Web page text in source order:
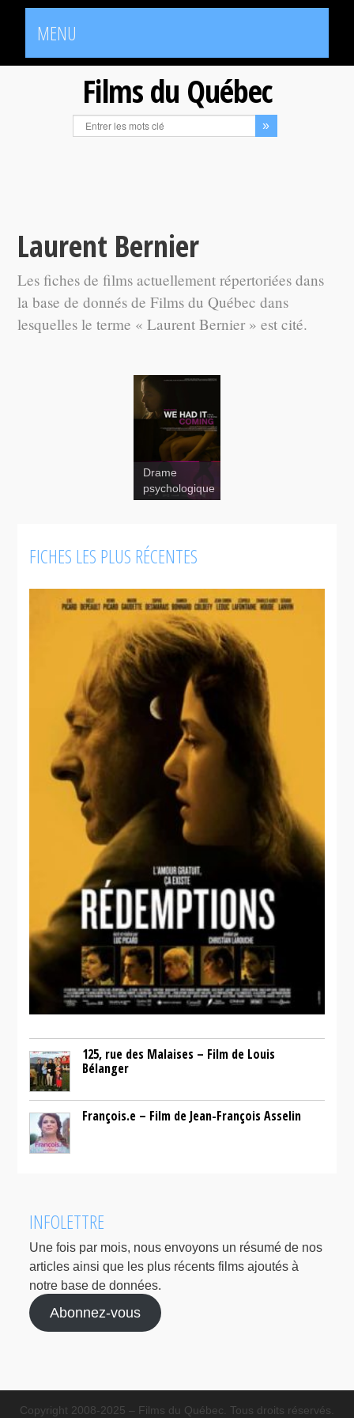
MENU
Films du Québec
Laurent Bernier
Les fiches de films actuellement répertoriées dans
la base de donnés de Films du Québec dans
lesquelles le terme « Laurent Bernier » est cité.
Drame
psychologique
FICHES LES PLUS RÉCENTES
125, rue des Malaises – Film de Louis
Bélanger
François.e – Film de Jean-François Asselin
INFOLETTRE
Une fois par mois, nous envoyons un résumé de nos
articles ainsi que les plus récents films ajoutés à
notre base de données.
Abonnez-vous
Copyright 2008-2025 – Films du Québec. Tous droits réservés.